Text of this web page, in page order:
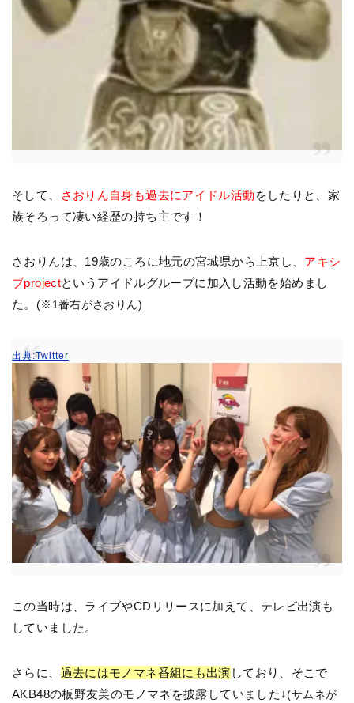
そして、 さおりん自身も過去にアイドル活動 をしたりと、家
族そろって凄い経歴の持ち主です！
さおりんは、19歳のころに地元の宮城県から上京し、 アキシ
ブprojectというアイドルグループに加入し活動を始めまし
た。 (※1番右がさおりん)
出典:Twitter
この当時は、ライブやCDリリースに加えて、テレビ出演も
していました。
さらに、 過去にはモノマネ番組にも出演 しており、そこで
AKB48の板野友美のモノマネを披露していました↓(サムネが